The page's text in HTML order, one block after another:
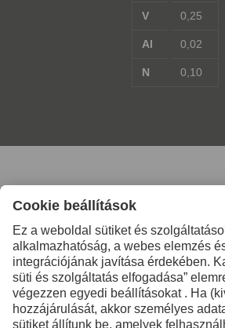
V
Al
N
0,25
0,02
0,10
További
lépjen
Kapcsolat